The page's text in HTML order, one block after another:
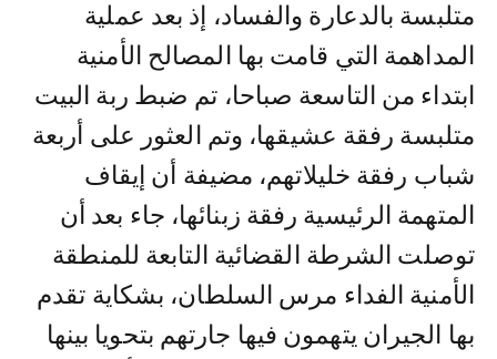
متلبسة بالدعارة والفساد، إذ بعد عملية
المداهمة التي قامت بها المصالح الأمنية
ابتداء من التاسعة صباحا، تم ضبط ربة البيت
متلبسة رفقة عشيقها، وتم العثور على أربعة
شباب رفقة خليلاتهم، مضيفة أن إيقاف
المتهمة الرئيسية رفقة زبنائها، جاء بعد أن
توصلت الشرطة القضائية التابعة للمنطقة
الأمنية الفداء مرس السلطان، بشكاية تقدم
بها الجيران يتهمون فيها جارتهم بتحويا بينها